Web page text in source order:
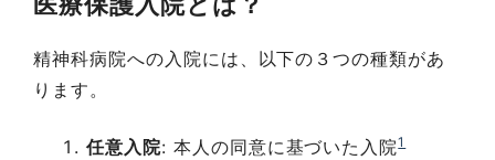
精神科病院への入院には、以下の３つの種類があ
ります。
任意入院: 本人の同意に基づいた入院1